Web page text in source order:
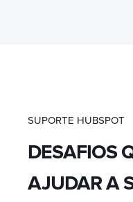
SUPORTE HUBSPOT
DESAFIOS
AJUDAR A